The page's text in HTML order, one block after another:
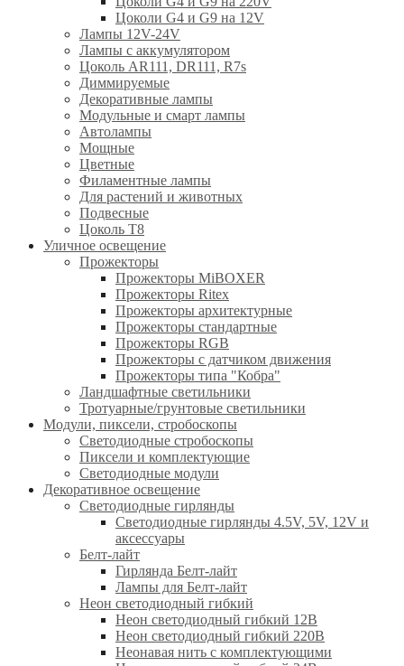
Цоколи G4 и G9 на 12V
Лампы 12V-24V
Лампы с аккумулятором
Цоколь AR111, DR111, R7s
Диммируемые
Декоративные лампы
Модульные и смарт лампы
Автолампы
Мощные
Цветные
Филаментные лампы
Для растений и животных
Подвесные
Цоколь T8
Уличное освещение
Прожекторы
Прожекторы MiBOXER
Прожекторы Ritex
Прожекторы архитектурные
Прожекторы стандартные
Прожекторы RGB
Прожекторы с датчиком движения
Прожекторы типа "Кобра"
Ландшафтные светильники
Тротуарные/грунтовые светильники
Модули, пиксели, стробоскопы
Светодиодные стробоскопы
Пиксели и комплектующие
Светодиодные модули
Декоративное освещение
Светодиодные гирлянды
Светодиодные гирлянды 4.5V, 5V, 12V и
аксессуары
Белт-лайт
Гирлянда Белт-лайт
Лампы для Белт-лайт
Неон светодиодный гибкий
Неон светодиодный гибкий 12В
Неон светодиодный гибкий 220В
Неонавая нить с комплектующими